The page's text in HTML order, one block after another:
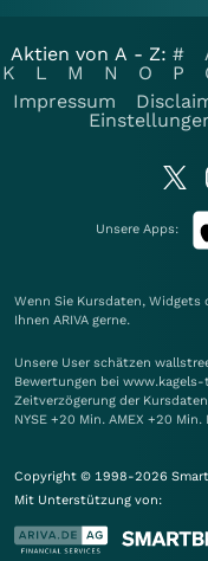
Aktien von A - Z: #
K
L M N O P
Impressum
Unsere Apps:
Wenn Sie Kursdaten,
Ihnen ARIVA gerne.
Unsere User schätzen
Bewertungen bei
Zeitverzögerung der
NYSE +20 Min. AMEX +20
Copyright © 1998-2026
Mit Unterstützung von: